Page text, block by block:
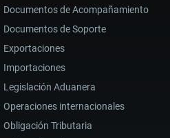
Documentos de Acompañamiento
Documentos de Soporte
Exportaciones
Importaciones
Legislación Aduanera
Operaciones internacionales
Obligación Tributaria